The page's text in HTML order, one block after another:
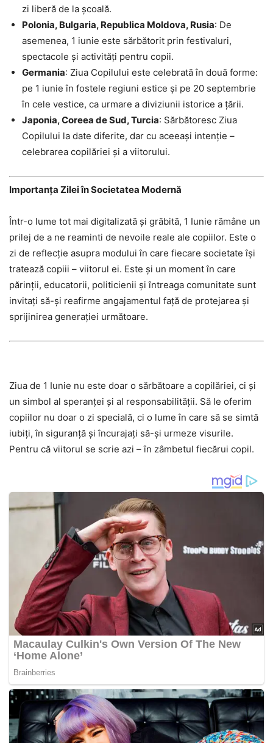
zi liberă de la școală.
Polonia, Bulgaria, Republica Moldova, Rusia: De
asemenea, 1 iunie este sărbătorit prin festivaluri,
spectacole și activități pentru copii.
Germania: Ziua Copilului este celebrată în două forme:
pe 1 iunie în fostele regiuni estice și pe 20 septembrie
în cele vestice, ca urmare a diviziunii istorice a țării.
Japonia, Coreea de Sud, Turcia: Sărbătoresc Ziua
Copilului la date diferite, dar cu aceeași intenție –
celebrarea copilăriei și a viitorului.
Importanța Zilei în Societatea Modernă
Într-o lume tot mai digitalizată și grăbită, 1 Iunie rămâne un
prilej de a ne reaminti de nevoile reale ale copiilor. Este o
zi de reflecție asupra modului în care fiecare societate își
tratează copiii – viitorul ei. Este și un moment în care
părinții, educatorii, politicienii și întreaga comunitate sunt
invitați să-și reafirme angajamentul față de protejarea și
sprijinirea generației următoare.
Ziua de 1 Iunie nu este doar o sărbătoare a copilăriei, ci și
un simbol al speranței și al responsabilității. Să le oferim
copiilor nu doar o zi specială, ci o lume în care să se simtă
iubiți, în siguranță și încurajați să-și urmeze visurile.
Pentru că viitorul se scrie azi – în zâmbetul fiecărui copil.